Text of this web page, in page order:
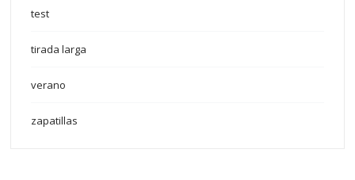
test
tirada larga
verano
zapatillas